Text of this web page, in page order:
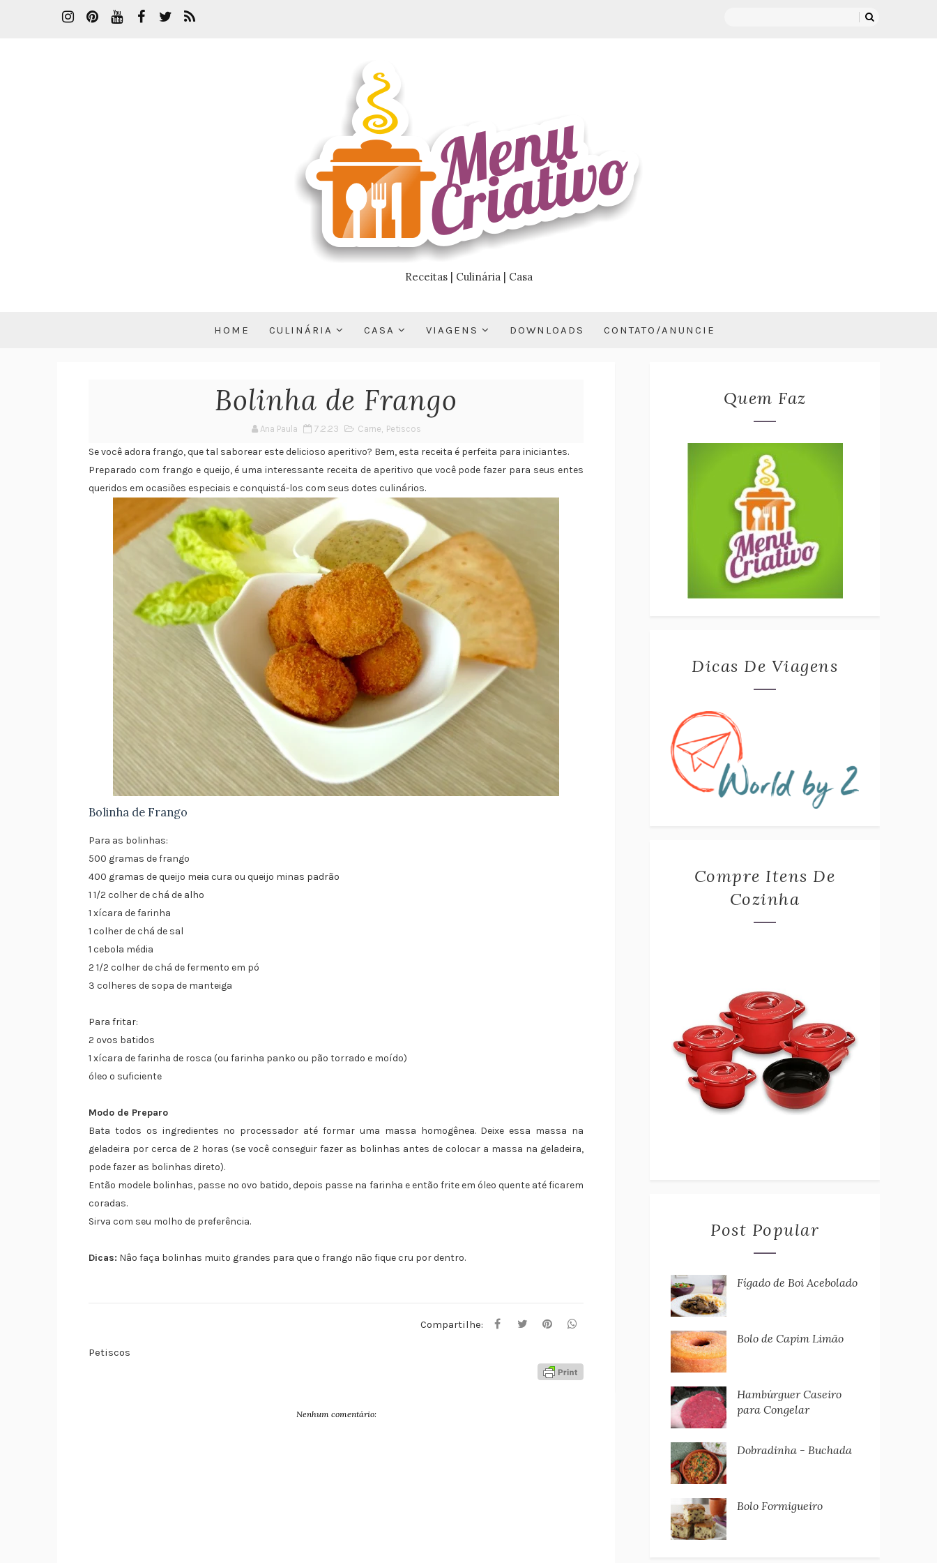
Receitas | Culinária | Casa
HOME CULINÁRIA CASA VIAGENS DOWNLOADS CONTATO/ANUNCIE
Bolinha de Frango
Ana Paula 7.2.23 Carne Petiscos
Se você adora frango, que tal saborear este delicioso aperitivo? Bem, esta receita é perfeita para iniciantes.
Preparado com frango e queijo, é uma interessante receita de aperitivo que você pode fazer para seus entes
queridos em ocasiões especiais e conquistá-los com seus dotes culinários.
Bolinha de Frango
Para as bolinhas:
500 gramas de frango
400 gramas de queijo meia cura ou queijo minas padrão
1 1/2 colher de chá de alho
1 xícara de farinha
1 colher de chá de sal
1 cebola média
2 1/2 colher de chá de fermento em pó
3 colheres de sopa de manteiga
Para fritar:
2 ovos batidos
1 xícara de farinha de rosca (ou farinha panko ou pão torrado e moído)
óleo o suficiente
Modo de Preparo
Bata todos os ingredientes no processador até formar uma massa homogênea. Deixe essa massa na
geladeira por cerca de 2 horas (se você conseguir fazer as bolinhas antes de colocar a massa na geladeira,
pode fazer as bolinhas direto).
Então modele bolinhas, passe no ovo batido, depois passe na farinha e então frite em óleo quente até ficarem
coradas.
Sirva com seu molho de preferência.
Dicas: Nâo faça bolinhas muito grandes para que o frango não fique cru por dentro.
Compartilhe:
Petiscos
Nenhum comentário:
Quem Faz
Dicas De Viagens
Compre Itens De
Cozinha
Post Popular
Fígado de Boi Acebolado
Bolo de Capim Limão
Hambúrguer Caseiro
para Congelar
Dobradinha - Buchada
Bolo Formigueiro